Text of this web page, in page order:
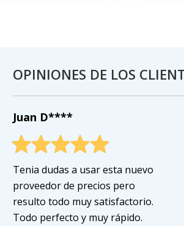
OPINIONES DE LOS
Juan D****
Tenia dudas a usar esta nuevo
proveedor de precios pero
resulto todo muy satisfactorio.
Todo perfecto y muy rápido.